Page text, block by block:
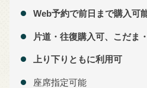
Web予約で前日まで購入可
片道・往復購入可、こだま
上り下りともに利用可
座席指定可能